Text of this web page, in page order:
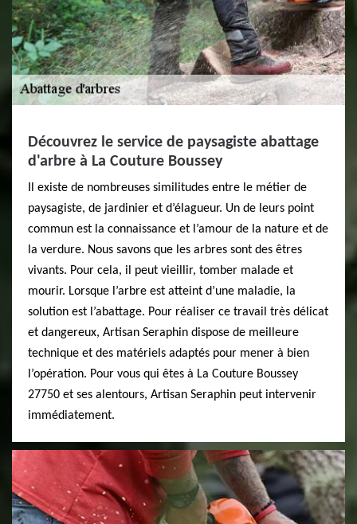
Découvrez le service de paysagiste abattage
d'arbre à La Couture Boussey
Il existe de nombreuses similitudes entre le métier de
paysagiste, de jardinier et d’élagueur. Un de leurs point
commun est la connaissance et l’amour de la nature et de
la verdure. Nous savons que les arbres sont des êtres
vivants. Pour cela, il peut vieillir, tomber malade et
mourir. Lorsque l’arbre est atteint d’une maladie, la
solution est l’abattage. Pour réaliser ce travail très délicat
et dangereux, Artisan Seraphin dispose de meilleure
technique et des matériels adaptés pour mener à bien
l’opération. Pour vous qui êtes à La Couture Boussey
27750 et ses alentours, Artisan Seraphin peut intervenir
immédiatement.